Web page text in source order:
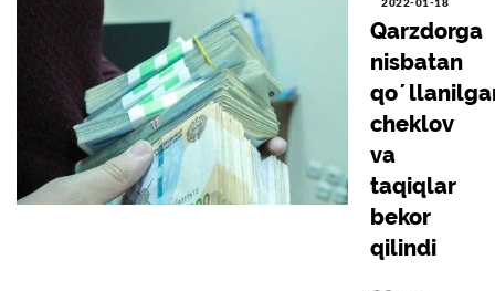
2022-01-18
Qarzdorga
nisbatan
cheklov
va
taqiqlar
bekor
qilindi